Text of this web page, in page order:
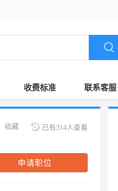
收费标准 联系客服
已有314人查看
收藏
申请职位